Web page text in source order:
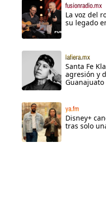
fusionradio.mx
La voz del
su legado
lafiera.mx
Santa Fe
agresión y
Guanajuato
ya.fm
Disney+
tras solo